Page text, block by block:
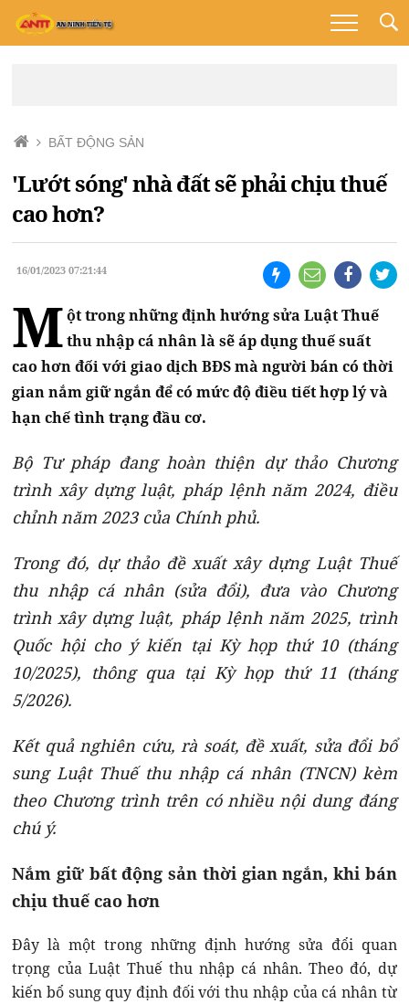
BẤT ĐỘNG SẢN
'Lướt sóng' nhà đất sẽ phải chịu thuế
cao hơn?
16/01/2023 07:21:44
M ột trong những định hướng sửa Luật Thuế
thu nhập cá nhân là sẽ áp dụng thuế suất
cao hơn đối với giao dịch BĐS mà người bán có thời
gian nắm giữ ngắn để có mức độ điều tiết hợp lý và
hạn chế tình trạng đầu cơ.
Bộ Tư pháp đang hoàn thiện dự thảo Chương
trình xây dựng luật, pháp lệnh năm 2024, điều
chỉnh năm 2023 của Chính phủ.
Trong đó, dự thảo đề xuất xây dựng Luật Thuế
thu nhập cá nhân (sửa đổi), đưa vào Chương
trình xây dựng luật, pháp lệnh năm 2025, trình
Quốc hội cho ý kiến tại Kỳ họp thứ 10 (tháng
10/2025), thông qua tại Kỳ họp thứ 11 (tháng
5/2026).
Kết quả nghiên cứu, rà soát, đề xuất, sửa đổi bổ
sung Luật Thuế thu nhập cá nhân (TNCN) kèm
theo Chương trình trên có nhiều nội dung đáng
chú ý.
Nắm giữ bất động sản thời gian ngắn, khi bán
chịu thuế cao hơn
Đây là một trong những định hướng sửa đổi quan
trọng của Luật Thuế thu nhập cá nhân. Theo đó, dự
kiến bổ sung quy định đối với thu nhập của cá nhân từ